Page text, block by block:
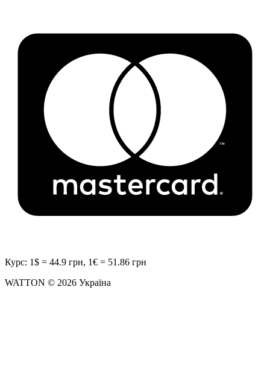
Курс: 1$ = 44.9 грн, 1€ = 51.86 грн
WATTON © 2026 Україна